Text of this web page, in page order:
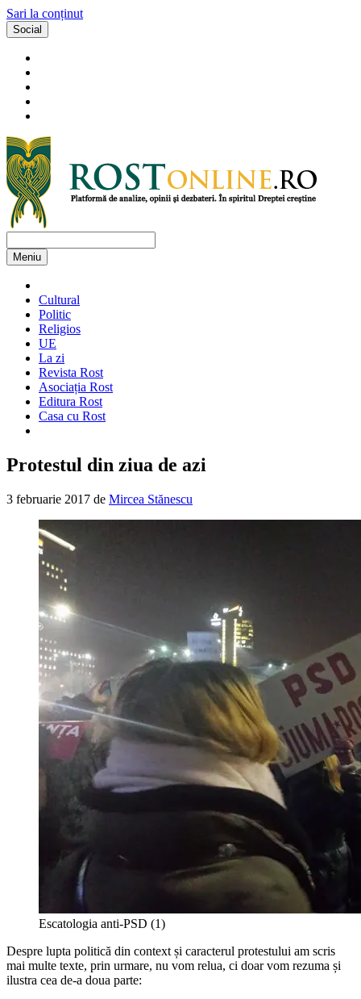
Sari la conținut
Social
Meniu
Cultural
Politic
Religios
UE
La zi
Revista Rost
Asociația Rost
Editura Rost
Casa cu Rost
Protestul din ziua de azi
3 februarie 2017 de Mircea Stănescu
Escatologia anti-PSD (1)
Despre lupta politică din context și caracterul protestului am scris
mai multe texte, prin urmare, nu vom relua, ci doar vom rezuma și
ilustra cea de-a doua parte: